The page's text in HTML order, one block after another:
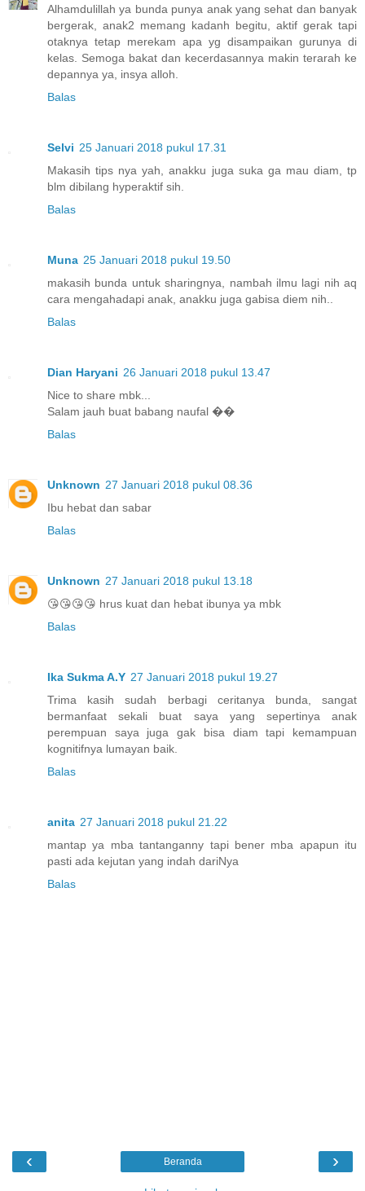
Alhamdulillah ya bunda punya anak yang sehat dan banyak
bergerak, anak2 memang kadanh begitu, aktif gerak tapi
otaknya tetap merekam apa yg disampaikan gurunya di
kelas. Semoga bakat dan kecerdasannya makin terarah ke
depannya ya, insya alloh.
Balas
Selvi 25 Januari 2018 pukul 17.31
Makasih tips nya yah, anakku juga suka ga mau diam, tp
blm dibilang hyperaktif sih.
Balas
Muna 25 Januari 2018 pukul 19.50
makasih bunda untuk sharingnya, nambah ilmu lagi nih aq
cara mengahadapi anak, anakku juga gabisa diem nih..
Balas
Dian Haryani 26 Januari 2018 pukul 13.47
Nice to share mbk...
Salam jauh buat babang naufal ��
Balas
Unknown 27 Januari 2018 pukul 08.36
Ibu hebat dan sabar
Balas
Unknown 27 Januari 2018 pukul 13.18
😘😘😘😘 hrus kuat dan hebat ibunya ya mbk
Balas
Ika Sukma A.Y 27 Januari 2018 pukul 19.27
Trima kasih sudah berbagi ceritanya bunda, sangat
bermanfaat sekali buat saya yang sepertinya anak
perempuan saya juga gak bisa diam tapi kemampuan
kognitifnya lumayan baik.
Balas
anita 27 Januari 2018 pukul 21.22
mantap ya mba tantanganny tapi bener mba apapun itu
pasti ada kejutan yang indah dariNya
Balas
‹ ›
Beranda